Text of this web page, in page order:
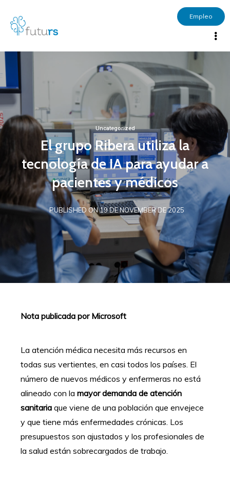
Empleo
Uncategorized
El grupo Ribera utiliza la
tecnología de IA para ayudar a
pacientes y médicos
PUBLISHED ON 19 DE NOVEMBER DE 2025
Nota publicada por Microsoft
La atención médica necesita más recursos en
todas sus vertientes, en casi todos los países. El
número de nuevos médicos y enfermeras no está
alineado con la mayor demanda de atención
sanitaria que viene de una población que envejece
y que tiene más enfermedades crónicas. Los
presupuestos son ajustados y los profesionales de
la salud están sobrecargados de trabajo.